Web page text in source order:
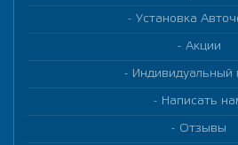
Установка
Акции
Индивидуальный
Написать
Отзывы